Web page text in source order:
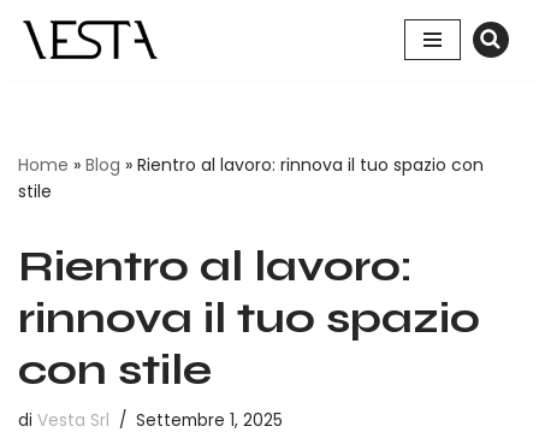
Vai
Home » Blog » Rientro al lavoro: rinnova il tuo spazio con
stile
Rientro al lavoro:
rinnova il tuo spazio
con stile
di Vesta Srl Settembre 1, 2025